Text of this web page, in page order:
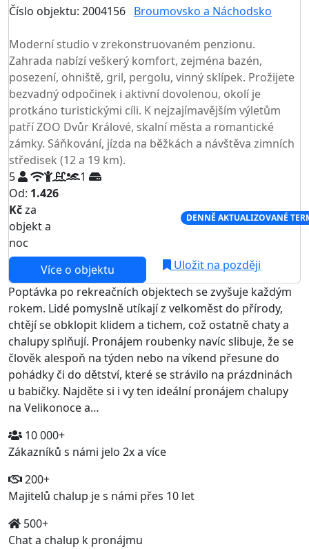
Číslo objektu: 2004156 Broumovsko a Náchodsko
Moderní studio v zrekonstruovaném penzionu.
Zahrada nabízí veškerý komfort, zejména bazén,
posezení, ohniště, gril, pergolu, vinný sklípek. Prožijete
bezvadný odpočinek i aktivní dovolenou, okolí je
protkáno turistickými cíli. K nejzajímavějším výletům
patří ZOO Dvůr Králové, skalní města a romantické
zámky. Sáňkování, jízda na běžkách a návštěva zimních
středisek (12 a 19 km).
5
1
Od: 1.426
Kčza
objekt a
noc
DENNĚ AKTUALIZOVANÉ
Více o objektu
Uložit na později
Poptávka po rekreačních objektech se zvyšuje každým
rokem. Lidé pomyslně utíkají z velkoměst do přírody,
chtějí se obklopit klidem a tichem, což ostatně chaty a
chalupy splňují. Pronájem roubenky navíc slibuje, že se
člověk alespoň na týden nebo na víkend přesune do
pohádky či do dětství, které se strávilo na prázdninách
u babičky. Najděte si i vy ten ideální pronájem chalupy
na Velikonoce a…
10 000+
Zákazníků s námi jelo 2x a více
200+
Majitelů chalup je s námi přes 10 let
500+
Chat a chalup k pronájmu